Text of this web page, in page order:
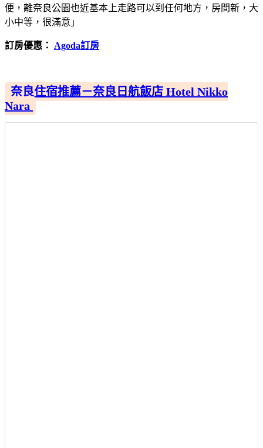
便，離奈良公園也近基本上走路可以到任何地方，房間新，大
小中等，很滿意」
訂房優惠： Agoda訂房
奈良住宿推薦－奈良日航飯店 Hotel Nikko
Nara